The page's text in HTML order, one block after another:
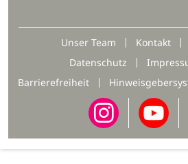
Unser Team Kontakt
Datenschutz
Barrierefreiheit